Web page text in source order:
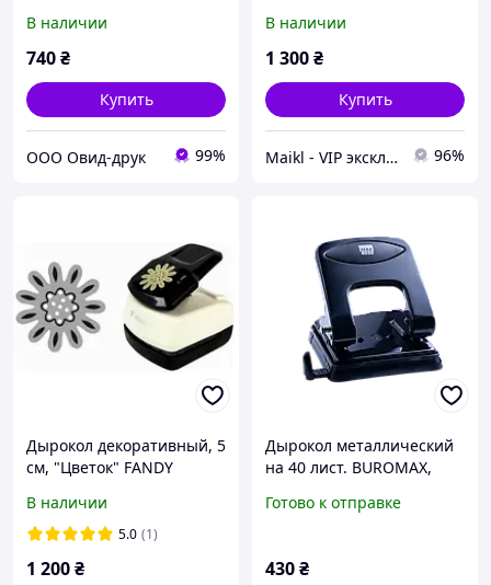
металлический
В наличии
740₴
Купить
ООО Овид-друк 99%
В наличии
1 300₴
Купить
Maikl - VIP эксклюзив товаров в Украине. 96%
Дырокол декоративный, 5
см, "Цветок" FANDY
В наличии
5.0 (1)
1 200₴
Дырокол металлический
на 40 лист. BUROMAX,
Готово к отправке
430₴